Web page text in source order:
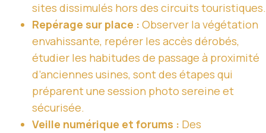
sites dissimulés hors des circuits touristiques.
Repérage sur place : Observer la végétation
envahissante, repérer les accès dérobés,
étudier les habitudes de passage à proximité
d’anciennes usines, sont des étapes qui
préparent une session photo sereine et
sécurisée.
Veille numérique et forums : Des